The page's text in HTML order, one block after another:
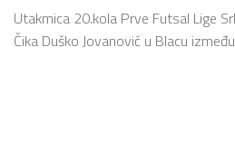
Utakmica 20.kola Prve Futsal Lige
Čika Duško Jovanović u Blacu